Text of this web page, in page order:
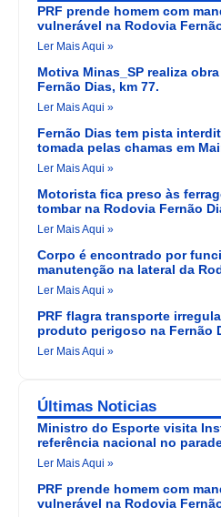
PRF prende homem com
vulnerável na Rodovia
Ler Mais Aqui »
Motiva Minas_SP realiza
Fernão Dias, km 77.
Ler Mais Aqui »
Fernão Dias tem pista
tomada pelas chamas em
Ler Mais Aqui »
Motorista fica preso às
tombar na Rodovia Fernão
Ler Mais Aqui »
Corpo é encontrado por
manutenção na lateral da
Ler Mais Aqui »
PRF flagra transporte
produto perigoso na Fernão
Ler Mais Aqui »
Últimas Noticias
Ministro do Esporte visita
referência nacional no
Ler Mais Aqui »
PRF prende homem com
vulnerável na Rodovia